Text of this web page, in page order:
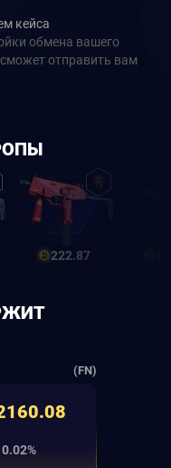
кейса
обмена вашего
отправить вам
222.87
(FN)
0.02%